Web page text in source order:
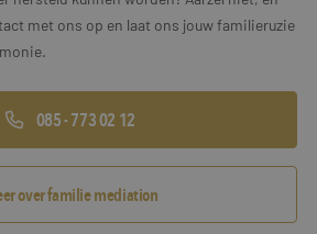
met ons op en laat ons jouw familieruzie
085 - 773 02 12
over familie mediation